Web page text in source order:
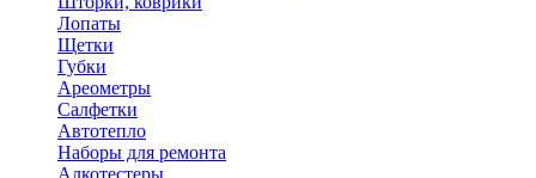
Лопаты
Щетки
Губки
Ареометры
Салфетки
Автотепло
Наборы для ремонта
Алкотестеры